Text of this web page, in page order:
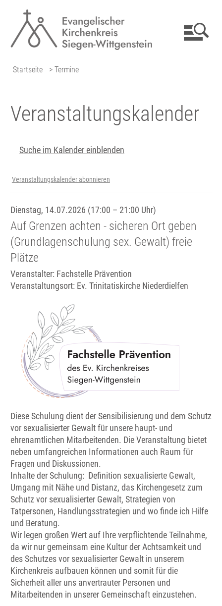
Startseite > Termine
Veranstaltungs­kalender
Suche im Kalender einblenden
Veranstaltungskalender abonnieren
Dienstag, 14.07.2026 (17:00 – 21:00 Uhr)
Auf Grenzen achten - sicheren Ort geben
(Grundlagenschulung sex. Gewalt) freie
Plätze
Veranstalter: Fachstelle Prävention
Veranstaltungsort: Ev. Trinitatiskirche Niederdielfen
Diese Schulung dient der Sensibilisierung und dem Schutz
vor sexualisierter Gewalt für unsere haupt- und
ehrenamtlichen Mitarbeitenden. Die Veranstaltung bietet
neben umfangreichen Informationen auch Raum für
Fragen und Diskussionen.
Inhalte der Schulung: Definition sexualisierte Gewalt,
Umgang mit Nähe und Distanz, das Kirchengesetz zum
Schutz vor sexualisierter Gewalt, Strategien von
Tatpersonen, Handlungsstrategien und wo finde ich Hilfe
und Beratung.
Wir legen großen Wert auf Ihre verpflichtende Teilnahme,
da wir nur gemeinsam eine Kultur der Achtsamkeit und
des Schutzes vor sexualisierter Gewalt in unserem
Kirchenkreis aufbauen können und somit für die
Sicherheit aller uns anvertrauter Personen und
Mitarbeitenden in unserer Gemeinschaft einzustehen.